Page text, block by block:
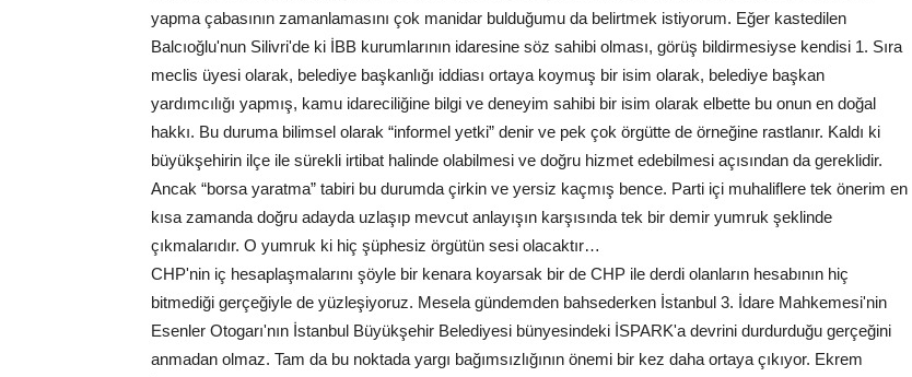
yapma çabasının zamanlamasını çok manidar bulduğumu da belirtmek istiyorum. Eğer kastedilen
Balcıoğlu'nun Silivri'de ki İBB kurumlarının idaresine söz sahibi olması, görüş bildirmesiyse kendisi 1. Sıra
meclis üyesi olarak, belediye başkanlığı iddiası ortaya koymuş bir isim olarak, belediye başkan
yardımcılığı yapmış, kamu idareciliğine bilgi ve deneyim sahibi bir isim olarak elbette bu onun en doğal
hakkı. Bu duruma bilimsel olarak “informel yetki” denir ve pek çok örgütte de örneğine rastlanır. Kaldı ki
büyükşehirin ilçe ile sürekli irtibat halinde olabilmesi ve doğru hizmet edebilmesi açısından da gereklidir.
Ancak “borsa yaratma” tabiri bu durumda çirkin ve yersiz kaçmış bence. Parti içi muhaliflere tek önerim en
kısa zamanda doğru adayda uzlaşıp mevcut anlayışın karşısında tek bir demir yumruk şeklinde
çıkmalarıdır. O yumruk ki hiç şüphesiz örgütün sesi olacaktır…
CHP'nin iç hesaplaşmalarını şöyle bir kenara koyarsak bir de CHP ile derdi olanların hesabının hiç
bitmediği gerçeğiyle de yüzleşiyoruz. Mesela gündemden bahsederken İstanbul 3. İdare Mahkemesi'nin
Esenler Otogarı'nın İstanbul Büyükşehir Belediyesi bünyesindeki İSPARK'a devrini durdurduğu gerçeğini
anmadan olmaz. Tam da bu noktada yargı bağımsızlığının önemi bir kez daha ortaya çıkıyor. Ekrem